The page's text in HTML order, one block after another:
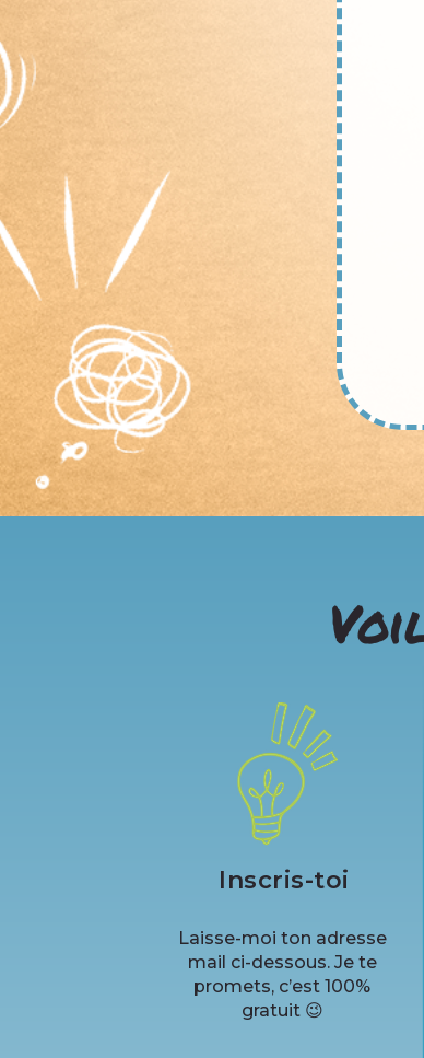
Laisse-moi ton adresse
mail ci-dessous. Je te
promets, c’est 100%
gratuit 😉
Inscris-toi